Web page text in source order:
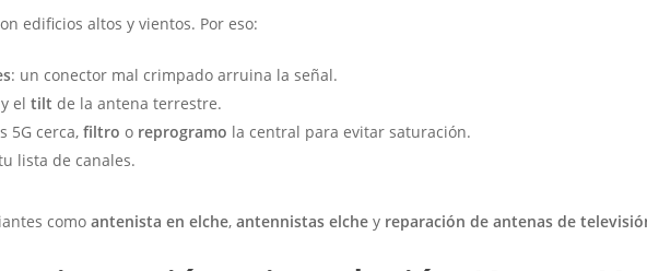
edificios altos y vientos. Por eso:
: un conector mal crimpado arruina la señal.
y eltilt de la antena terrestre.
5G cerca,filtro o reprogramo la central para evitar saturación.
lista de canales.
comoantenista en elche,antennistas elche y reparación de antenas de